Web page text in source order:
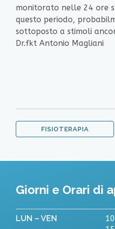
monitorato nelle 24 ore
questo periodo,
sottoposto a stimoli
Dr.fkt Antonio Magliani
FISIOTERAPIA
Giorni e Orari di
LUN – VEN